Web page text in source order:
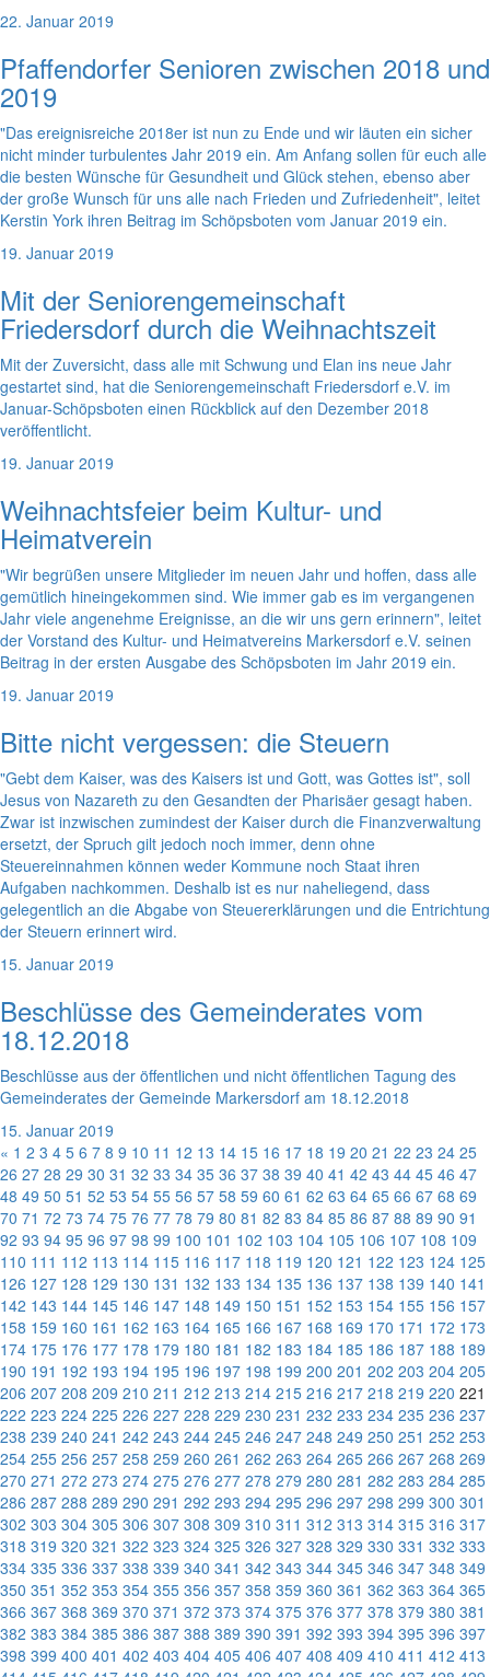
22. Januar 2019
Pfaffendorfer Senioren zwischen 2018 und
2019
"Das ereignisreiche 2018er ist nun zu Ende und wir läuten ein sicher
nicht minder turbulentes Jahr 2019 ein. Am Anfang sollen für euch alle
die besten Wünsche für Gesundheit und Glück stehen, ebenso aber
der große Wunsch für uns alle nach Frieden und Zufriedenheit", leitet
Kerstin York ihren Beitrag im Schöpsboten vom Januar 2019 ein.
19. Januar 2019
Mit der Seniorengemeinschaft
Friedersdorf durch die Weihnachtszeit
Mit der Zuversicht, dass alle mit Schwung und Elan ins neue Jahr
gestartet sind, hat die Seniorengemeinschaft Friedersdorf e.V. im
Januar-Schöpsboten einen Rückblick auf den Dezember 2018
veröffentlicht.
19. Januar 2019
Weihnachtsfeier beim Kultur- und
Heimatverein
"Wir begrüßen unsere Mitglieder im neuen Jahr und hoffen, dass alle
gemütlich hineingekommen sind. Wie immer gab es im vergangenen
Jahr viele angenehme Ereignisse, an die wir uns gern erinnern", leitet
der Vorstand des Kultur- und Heimatvereins Markersdorf e.V. seinen
Beitrag in der ersten Ausgabe des Schöpsboten im Jahr 2019 ein.
19. Januar 2019
Bitte nicht vergessen: die Steuern
"Gebt dem Kaiser, was des Kaisers ist und Gott, was Gottes ist", soll
Jesus von Nazareth zu den Gesandten der Pharisäer gesagt haben.
Zwar ist inzwischen zumindest der Kaiser durch die Finanzverwaltung
ersetzt, der Spruch gilt jedoch noch immer, denn ohne
Steuereinnahmen können weder Kommune noch Staat ihren
Aufgaben nachkommen. Deshalb ist es nur naheliegend, dass
gelegentlich an die Abgabe von Steuererklärungen und die Entrichtung
der Steuern erinnert wird.
15. Januar 2019
Beschlüsse des Gemeinderates vom
18.12.2018
Beschlüsse aus der öffentlichen und nicht öffentlichen Tagung des
Gemeinderates der Gemeinde Markersdorf am 18.12.2018
15. Januar 2019
« 1 2 3 4 5 6 7 8 9 10 11 12 13 14 15 16 17 18 19 20 21 22 23 24 25
26 27 28 29 30 31 32 33 34 35 36 37 38 39 40 41 42 43 44 45 46 47
48 49 50 51 52 53 54 55 56 57 58 59 60 61 62 63 64 65 66 67 68 69
70 71 72 73 74 75 76 77 78 79 80 81 82 83 84 85 86 87 88 89 90 91
92 93 94 95 96 97 98 99 100 101 102 103 104 105 106 107 108 109
110 111 112 113 114 115 116 117 118 119 120 121 122 123 124 125
126 127 128 129 130 131 132 133 134 135 136 137 138 139 140 141
142 143 144 145 146 147 148 149 150 151 152 153 154 155 156 157
158 159 160 161 162 163 164 165 166 167 168 169 170 171 172 173
174 175 176 177 178 179 180 181 182 183 184 185 186 187 188 189
190 191 192 193 194 195 196 197 198 199 200 201 202 203 204 205
206 207 208 209 210 211 212 213 214 215 216 217 218 219 220 221
222 223 224 225 226 227 228 229 230 231 232 233 234 235 236 237
238 239 240 241 242 243 244 245 246 247 248 249 250 251 252 253
254 255 256 257 258 259 260 261 262 263 264 265 266 267 268 269
270 271 272 273 274 275 276 277 278 279 280 281 282 283 284 285
286 287 288 289 290 291 292 293 294 295 296 297 298 299 300 301
302 303 304 305 306 307 308 309 310 311 312 313 314 315 316 317
318 319 320 321 322 323 324 325 326 327 328 329 330 331 332 333
334 335 336 337 338 339 340 341 342 343 344 345 346 347 348 349
350 351 352 353 354 355 356 357 358 359 360 361 362 363 364 365
366 367 368 369 370 371 372 373 374 375 376 377 378 379 380 381
382 383 384 385 386 387 388 389 390 391 392 393 394 395 396 397
398 399 400 401 402 403 404 405 406 407 408 409 410 411 412 413